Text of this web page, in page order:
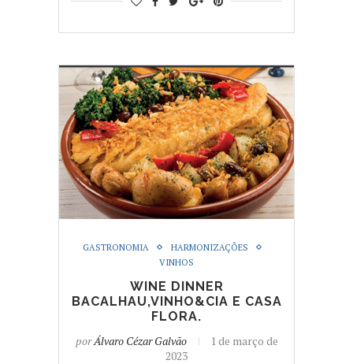
GASTRONOMIA
HARMONIZAÇÕES
VINHOS
WINE DINNER
BACALHAU,VINHO&CIA E CASA
FLORA.
porÁlvaro Cézar Galvão
1 de março de
2023